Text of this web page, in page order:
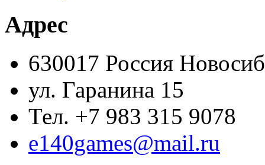
Адрес
630017 Россия
ул. Гаранина 15
Тел. +7 983 315 9078
e140games@mail.ru